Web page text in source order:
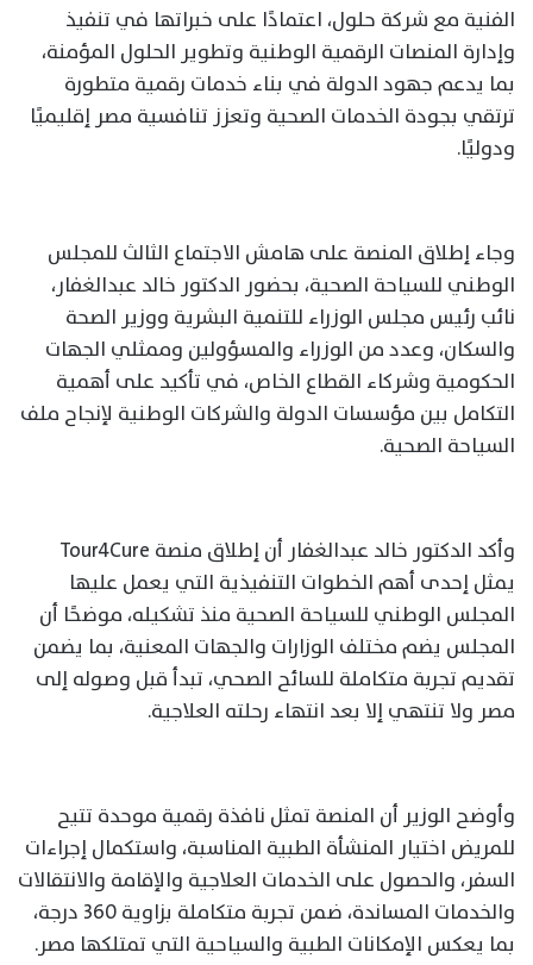
الفنية مع شركة حلول، اعتمادًا على خبراتها في تنفيذ
وإدارة المنصات الرقمية الوطنية وتطوير الحلول المؤمنة،
بما يدعم جهود الدولة في بناء خدمات رقمية متطورة
ترتقي بجودة الخدمات الصحية وتعزز تنافسية مصر إقليميًا
ودوليًا.
وجاء إطلاق المنصة على هامش الاجتماع الثالث للمجلس
الوطني للسياحة الصحية، بحضور الدكتور خالد عبدالغفار،
نائب رئيس مجلس الوزراء للتنمية البشرية ووزير الصحة
والسكان، وعدد من الوزراء والمسؤولين وممثلي الجهات
الحكومية وشركاء القطاع الخاص، في تأكيد على أهمية
التكامل بين مؤسسات الدولة والشركات الوطنية لإنجاح ملف
السياحة الصحية.
وأكد الدكتور خالد عبدالغفار أن إطلاق منصة Tour4Cure
يمثل إحدى أهم الخطوات التنفيذية التي يعمل عليها
المجلس الوطني للسياحة الصحية منذ تشكيله، موضحًا أن
المجلس يضم مختلف الوزارات والجهات المعنية، بما يضمن
تقديم تجربة متكاملة للسائح الصحي، تبدأ قبل وصوله إلى
مصر ولا تنتهي إلا بعد انتهاء رحلته العلاجية.
وأوضح الوزير أن المنصة تمثل نافذة رقمية موحدة تتيح
للمريض اختيار المنشأة الطبية المناسبة، واستكمال إجراءات
السفر، والحصول على الخدمات العلاجية والإقامة والانتقالات
والخدمات المساندة، ضمن تجربة متكاملة بزاوية 360 درجة،
بما يعكس الإمكانات الطبية والسياحية التي تمتلكها مصر.